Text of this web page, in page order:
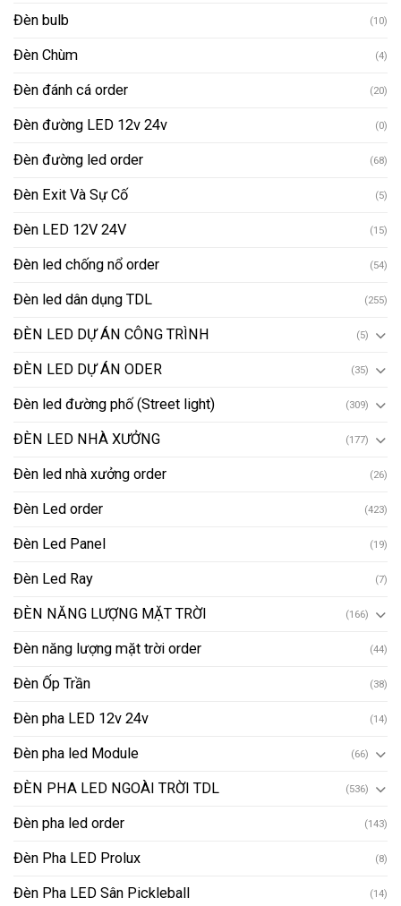
Đèn bulb (10)
Đèn Chùm (4)
Đèn đánh cá order (20)
Đèn đường LED 12v 24v (0)
Đèn đường led order (68)
Đèn Exit Và Sự Cố (5)
Đèn LED 12V 24V (15)
Đèn led chống nổ order (54)
Đèn led dân dụng TDL (255)
ĐÈN LED DỰ ÁN CÔNG TRÌNH (5)
ĐÈN LED DỰ ÁN ODER (35)
Đèn led đường phố (Street light) (309)
ĐÈN LED NHÀ XƯỞNG (177)
Đèn led nhà xưởng order (26)
Đèn Led order (423)
Đèn Led Panel (19)
Đèn Led Ray (7)
ĐÈN NĂNG LƯỢNG MẶT TRỜI (166)
Đèn năng lượng mặt trời order (44)
Đèn Ốp Trần (38)
Đèn pha LED 12v 24v (14)
Đèn pha led Module (66)
ĐÈN PHA LED NGOÀI TRỜI TDL (536)
Đèn pha led order (143)
Đèn Pha LED Prolux (8)
Đèn Pha LED Sân Pickleball (14)